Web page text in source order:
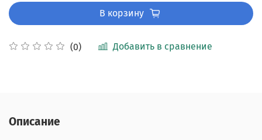
(0) Добавить в сравнение
В корзину
Описание